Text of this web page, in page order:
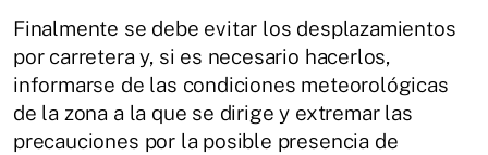
Finalmente se debe evitar los desplazamientos
por carretera y, si es necesario hacerlos,
informarse de las condiciones meteorológicas
de la zona a la que se dirige y extremar las
precauciones por la posible presencia de